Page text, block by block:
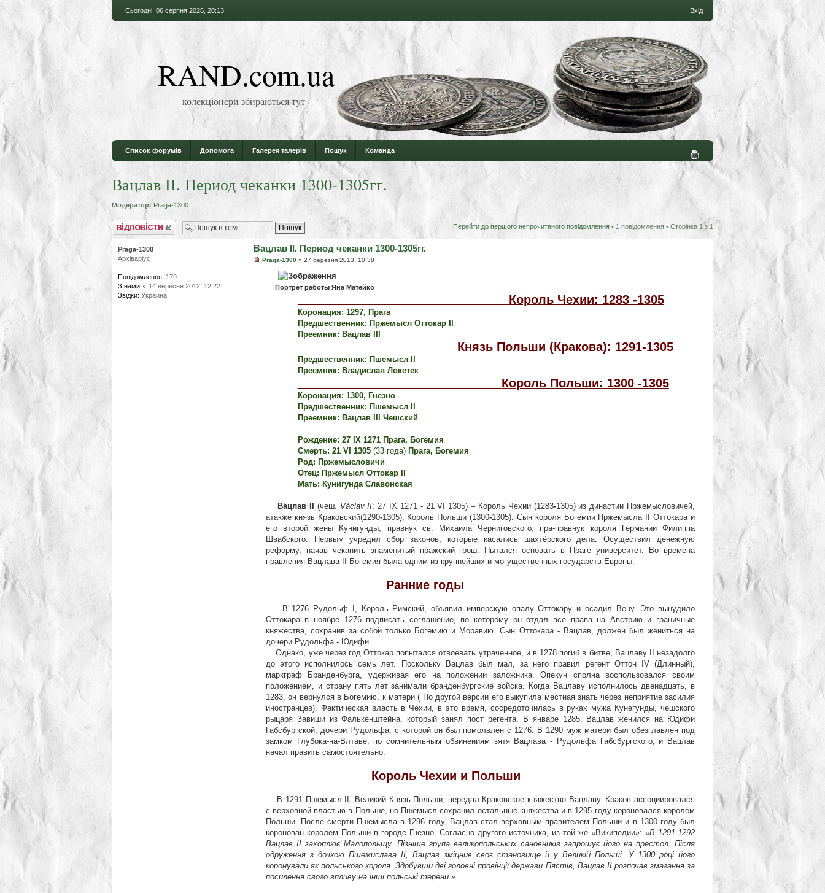
Сьогодні: 06 серпня 2026, 20:13 Вхід
RAND.com.ua
колекціонери збираються тут
Список форумів Допомога Галерея талерів Пошук Команда
Вацлав ІІ. Период чеканки 1300-1305гг.
Модератор: Praga-1300
Відповісти Перейти до першого непрочитаного повідомлення • 1 повідомлення • Сторінка 1 з1
Вацлав ІІ. Период чеканки 1300-1305гг.
Praga-1300» 27 березня 2013, 10:38
Портрет работы Яна Матейко
Король Чехии: 1283 -1305
Коронация: 1297, Прага
Предшественник: Пржемысл Оттокар ІІ
Преемник: Вацлав ІІІ
Князь Польши (Кракова): 1291-1305
Предшественник: П шемысл ІІ
Преемник: Владислав Локетек
Король Польши: 1300 -1305
Коронация: 1300, Гнезно
Предшественник: П шемысл ІІ
Преемник: Вацлав ІІІ Чешский
Рождение: 27 IX1271 Прага, Богемия
Смерть: 21 VI 1305(33 года)Прага, Богемия
Род: Пржемысловичи
Отец: Пржемысл Оттокар ІІ
Мать: Кунигунда Славонская
Ва́цлав ІІ (чеш. Václav II; 27 IX 1271 - 21 VI 1305) – Король Чехии (1283-1305) из династии Пржемысловичей,
атакже князь Краковский(1290-1305), Король Польши (1300-1305). Сын короля Богемии Пржемысла ІІ Оттокара и
его второй жены Кунигунды, правнук св. Михаила Черниговского, пра-правнук короля Германии Филиппа
Швабского. Первым учредил сбор законов, которые касались шахтёрского дела. Осуществил денежную
реформу, начав чеканить знаменитый пражский грош. Пытался основать в Праге университет. Во времена
правления Вацлава ІІ Богемия была одним из крупнейших и могущественных государств Европы.
Ранние годы
В 1276 Рудольф I, Король Римский, объявил имперскую опалу Оттокару и осадил Вену. Это вынудило
Оттокара в ноябре 1276 подписать соглашение, по которому он отдал все права на Австрию и граничные
княжества, сохранив за собой только Богемию и Моравию. Сын Оттокара - Вацлав, должен был жениться на
дочери Рудольфа - Юдифи.
Однако, уже через год Оттокар попытался отвоевать утраченное, и в 1278 погиб в битве, Вацлаву ІІ незадолго
до этого исполнилось семь лет. Поскольку Вацлав был мал, за него правил регент Оттон IV (Длинный),
маркграф Бранденбурга, удерживая его на положении заложника. Опекун сполна воспользовался своим
положением, и страну пять лет занимали бранденбургские войска. Когда Вацлаву исполнилось двенадцать, в
1283, он вернулся в Богемию, к матери ( По другой версии его выкупила местная знать через неприятие засилия
иностранцев). Фактическая власть в Чехии, в это время, сосредоточилась в руках мужа Кунегунды, чешского
рыцаря Завиши из Фалькенштейна, который занял пост регента. В январе 1285, Вацлав женился на Юдифи
Габсбургской, дочери Рудольфа, с которой он был помолвлен с 1276. В 1290 муж матери был обезглавлен под
замком Глубока-на-Влтаве, по сомнительным обвинениям зятя Вацлава - Рудольфа Габсбургского, и Вацлав
начал править самостоятельно.
Король Чехии и Польши
В 1291 Пшемысл II, Великий Князь Польши, передал Краковское княжество Вацлаву. Краков ассоциировался
с верховной властью в Польше, но Пшемысл сохранил остальные княжества и в 1295 году короновался королём
Польши. После смерти Пшемысла в 1296 году, Вацлав стал верховным правителем Польши и в 1300 году был
коронован королём Польши в городе Гнезно. Согласно другого источника, из той же «Википедии»: «В 1291-1292
Вацлав ІІ захоплює Малопольщу. Пізніше група великопольських сановників запрошує його на престол. Після
одруження з дочкою Пшемислава II, Вацлав зміцнив своє становище й у Великій Польщі. У 1300 році його
коронували як польського короля. Здобувши дві головні провінції держави Пястів, Вацлав II розпочав змагання за
посилення свого впливу на інші польські терени.»
Praga-1300
Архіваріус
Повідомлення: 179
З нами з: 14 вересня 2012, 12:22
Звідки: Украина